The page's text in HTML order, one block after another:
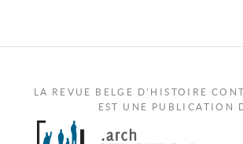
LA REVUE BELGE D'HISTOIRE
EST UNE PUBLICATION